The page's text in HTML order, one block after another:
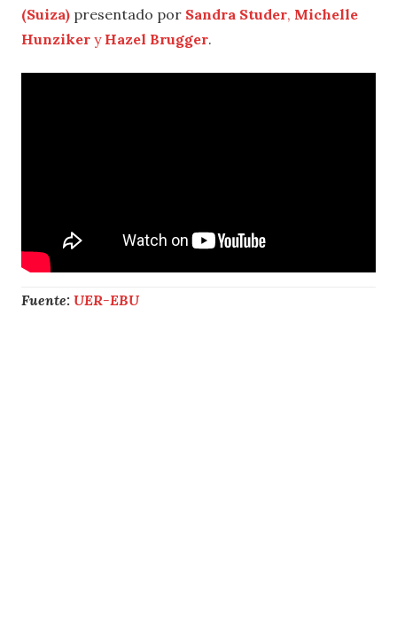
(Suiza) presentado por Sandra Studer, Michelle
Hunziker y Hazel Brugger.
Fuente: UER-EBU